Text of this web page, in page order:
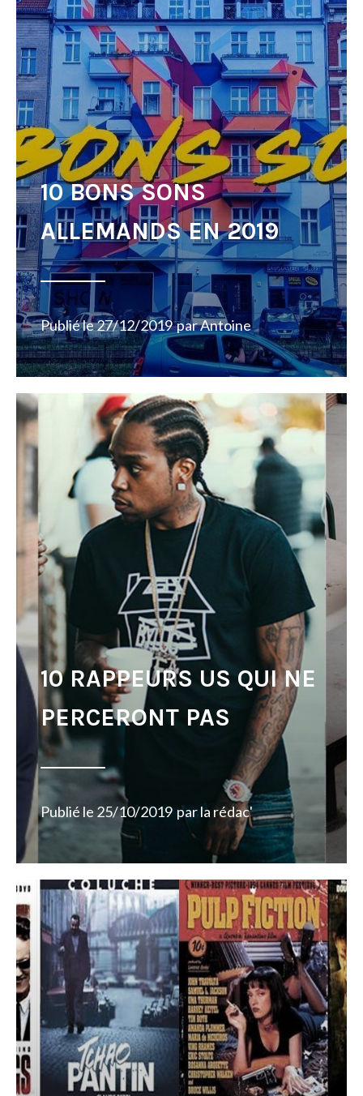
10 BONS SONS
ALLEMANDS EN 2019
Publié le27/12/2019 parAntoine
10 RAPPEURS US QUI NE
PERCERONT PAS
Publié le 25/10/2019 parla rédac'